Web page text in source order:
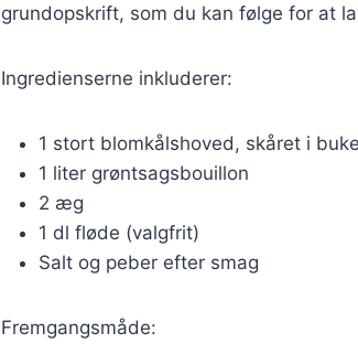
grundopskrift, som du kan følge for at
Ingredienserne inkluderer:
1 stort blomkålshoved, skåret i
1 liter grøntsagsbouillon
2 æg
1 dl fløde (valgfrit)
Salt og peber efter smag
Fremgangsmåde: